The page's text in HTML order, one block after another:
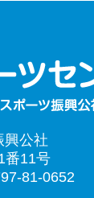
興公社
番11号
81-0652